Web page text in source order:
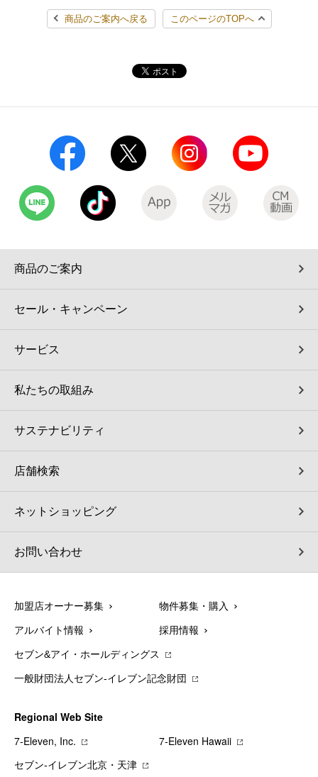
商品のご案内へ戻る このページのTOPへ
商品のご案内
セール・キャンペーン
サービス
私たちの取組み
サステナビリティ
店舗検索
ネットショッピング
お問い合わせ
加盟店オーナー募集 物件募集・購入
アルバイト情報 採用情報
セブン&アイ・ホールディングス
一般財団法人セブン-イレブン記念財団
Regional Web Site
7‐Eleven, Inc.
7‐Eleven Hawaii
セブン‐イレブン北京・天津